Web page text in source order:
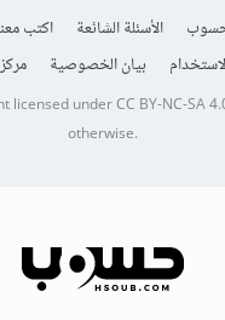
الأسئلة الشائعة اكتب معنا
بيان الخصوصية
licensed underCC BY-NC-SA
otherwise.